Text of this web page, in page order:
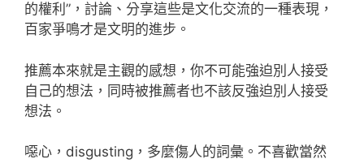
的權利”，討論、分享這些是文化交流的一種表現，
百家爭鳴才是文明的進步。
推薦本來就是主觀的感想，你不可能強迫別人接受
自己的想法，同時被推薦者也不該反強迫別人接受
想法。
噁心，disgusting，多麼傷人的詞彙。不喜歡當然